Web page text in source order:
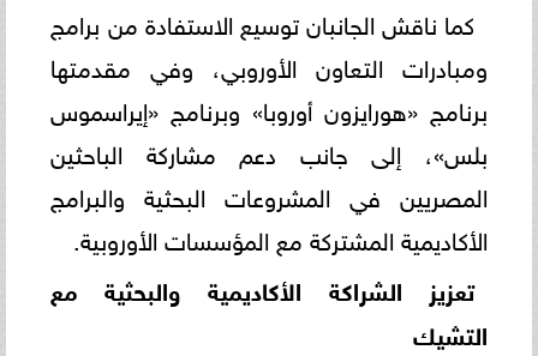
كما ناقش الجانبان توسيع الاستفادة من برامج
ومبادرات التعاون الأوروبي، وفي مقدمتها
برنامج «هورايزون أوروبا» وبرنامج «إيراسموس
بلس»، إلى جانب دعم مشاركة الباحثين
المصريين في المشروعات البحثية والبرامج
الأكاديمية المشتركة مع المؤسسات الأوروبية.
تعزيز الشراكة الأكاديمية والبحثية مع
التشيك